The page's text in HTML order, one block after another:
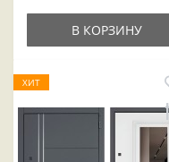
В КОРЗИНУ
ХИТ